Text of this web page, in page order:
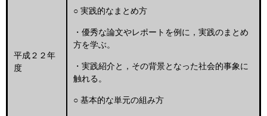
平成２２年
度
○ 実践的なまとめ方
・優秀な論文やレポートを例に，実践のまとめ
方を学ぶ。
・実践紹介と，その背景となった社会的事象に
触れる。
○ 基本的な単元の組み方